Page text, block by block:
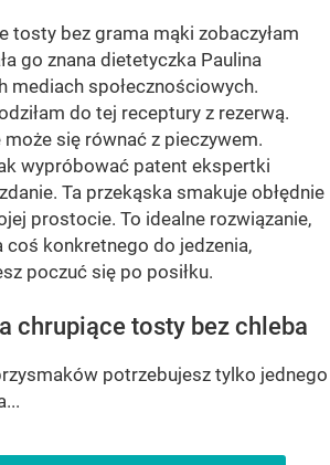
tosty bez grama mąki zobaczyłam
go znana dietetyczka Paulina
mediach społecznościowych.
do tej receptury z rezerwą.
może się równać z pieczywem.
wypróbować patent ekspertki
Ta przekąska smakuje obłędnie
prostocie. To idealne rozwiązanie,
coś konkretnego do jedzenia,
poczuć się po posiłku.
chrupiące tosty bez chleba
potrzebujesz tylko jednego